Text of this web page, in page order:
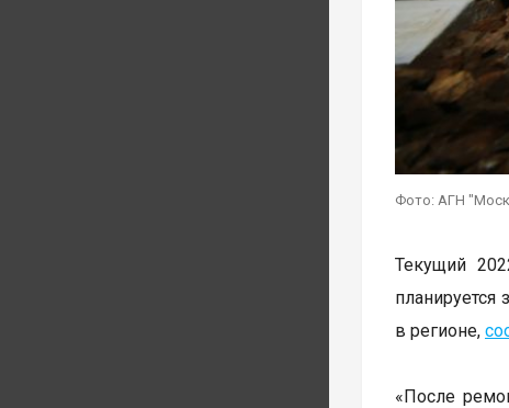
Фото: АГН
Текущий
в регионе,
«После